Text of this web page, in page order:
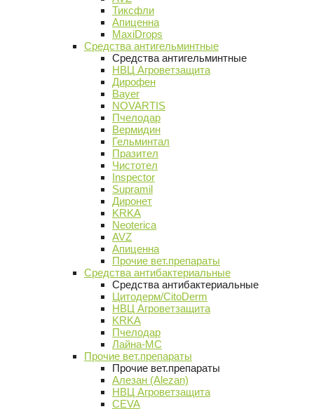
Тиксфли
Апиценна
MaxiDrops
Средства антигельминтные
Средства антигельминтные
НВЦ Агроветзащита
Дирофен
Bayer
NOVARTIS
Пчелодар
Вермидин
Гельминтал
Празител
Чистотел
Inspector
Supramil
Диронет
KRKA
Neoterica
AVZ
Апиценна
Прочие вет.препараты
Средства антибактериальные
Средства антибактериальные
Цитодерм/CitoDerm
НВЦ Агроветзащита
KRKA
Пчелодар
Лайна-МС
Прочие вет.препараты
Прочие вет.препараты
Алезан (Alezan)
НВЦ Агроветзащита
CEVA